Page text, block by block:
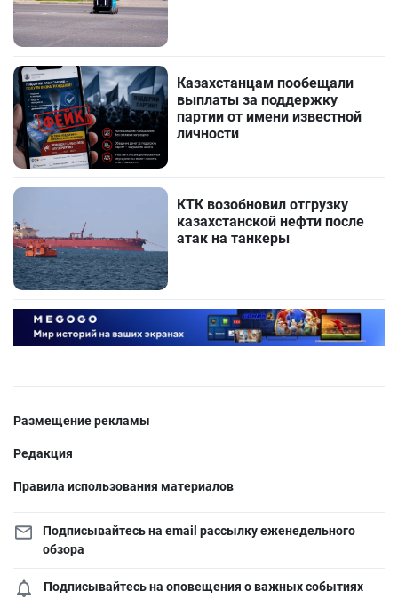
Казахстанцам пообещали
выплаты за поддержку
партии от имени известной
личности
КТК возобновил отгрузку
казахстанской нефти после
атак на танкеры
Размещение рекламы
Редакция
Правила использования материалов
Подписывайтесь на email рассылку еженедельного
обзора
Подписывайтесь на оповещения о важных событиях